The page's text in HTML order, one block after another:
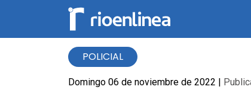
POLICIAL
Domingo 06 de noviembre de 2022 |